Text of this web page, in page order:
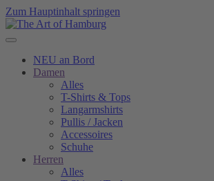
Zum Hauptinhalt springen
NEU an Bord
Damen
Alles
T-Shirts & Tops
Langarmshirts
Pullis / Jacken
Accessoires
Schuhe
Herren
Alles